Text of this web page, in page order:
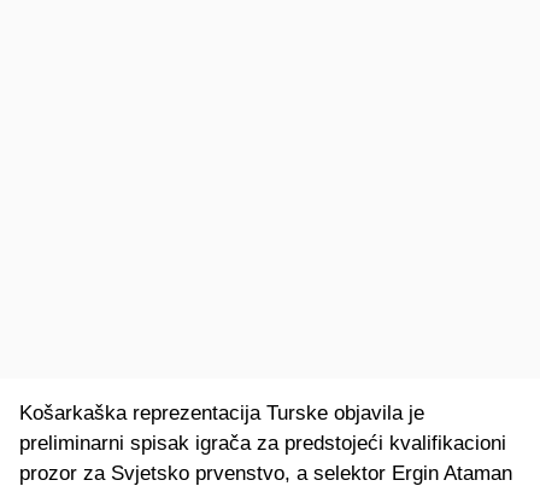
Košarkaška reprezentacija Turske objavila je
preliminarni spisak igrača za predstojeći kvalifikacioni
prozor za Svjetsko prvenstvo, a selektor Ergin Ataman